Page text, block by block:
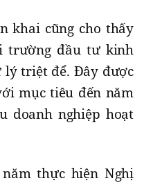
khai cũng cho thấy
trường đầu tư kinh
lý triệt để. Đây được
mục tiêu đến năm
doanh nghiệp hoạt
thực hiện Nghị